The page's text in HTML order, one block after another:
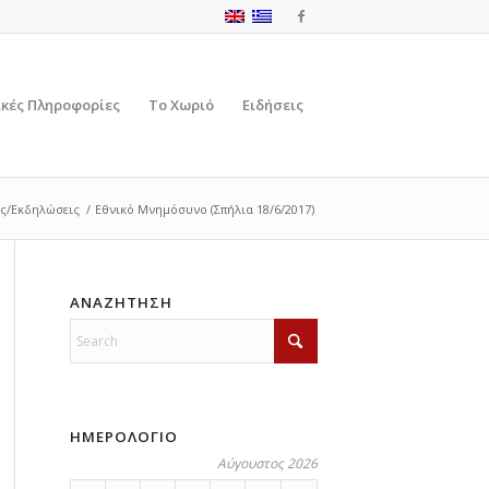
Πληροφορίες Το Χωριό Ειδήσεις
Εκδηλώσεις / Εθνικό Μνημόσυνο (Σπήλια 18/6/2017)
ΑΝΑΖΗΤΗΣΗ
ΗΜΕΡΟΛΟΓΙΟ
Αύγουστος 2026